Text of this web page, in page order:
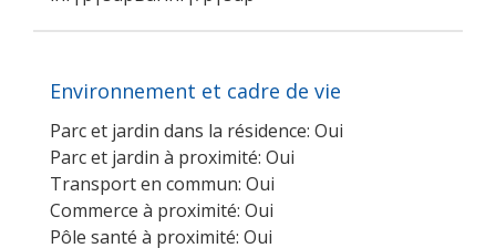
Environnement et cadre de vie
Parc et jardin dans la résidence: Oui
Parc et jardin à proximité: Oui
Transport en commun: Oui
Commerce à proximité: Oui
Pôle santé à proximité: Oui